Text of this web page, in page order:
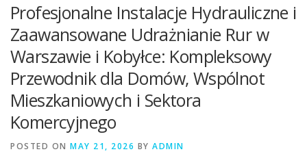
OBSŁUGIWANE LOKALIZACJE – WARSZAWA I OKOLICE
KONTAKT
Profesjonalne Instalacje Hydrauliczne i
Zaawansowane Udrażnianie Rur w
Warszawie i Kobyłce: Kompleksowy
Przewodnik dla Domów, Wspólnot
Mieszkaniowych i Sektora
Komercyjnego
POSTED ON MAY 21, 2026 BY ADMIN